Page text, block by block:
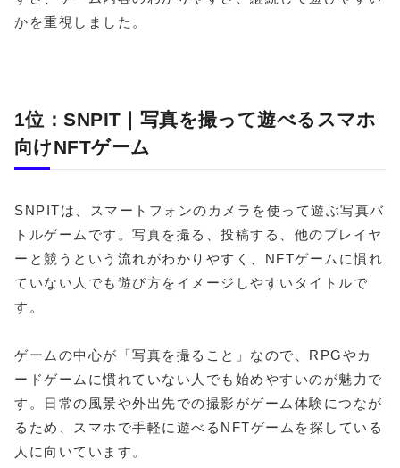
かを重視しました。
1位：SNPIT｜写真を撮って遊べるスマホ
向けNFTゲーム
SNPITは、スマートフォンのカメラを使って遊ぶ写真バ
トルゲームです。写真を撮る、投稿する、他のプレイヤ
ーと競うという流れがわかりやすく、NFTゲームに慣れ
ていない人でも遊び方をイメージしやすいタイトルで
す。
ゲームの中心が「写真を撮ること」なので、RPGやカ
ードゲームに慣れていない人でも始めやすいのが魅力で
す。日常の風景や外出先での撮影がゲーム体験につなが
るため、スマホで手軽に遊べるNFTゲームを探している
人に向いています。